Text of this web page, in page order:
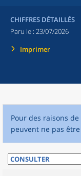
CHIFFRES DÉTAILLÉS
Paru le : 23/07/2026
Imprimer
Pour des raisons
peuvent ne pas